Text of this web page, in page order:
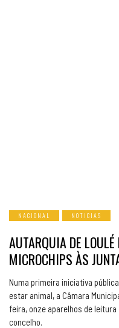
NACIONAL NOTICIAS
AUTARQUIA DE LOULÉ
MICROCHIPS ÀS
Numa primeira iniciativa
estar animal, a Câmara
feira, onze aparelhos de
concelho.